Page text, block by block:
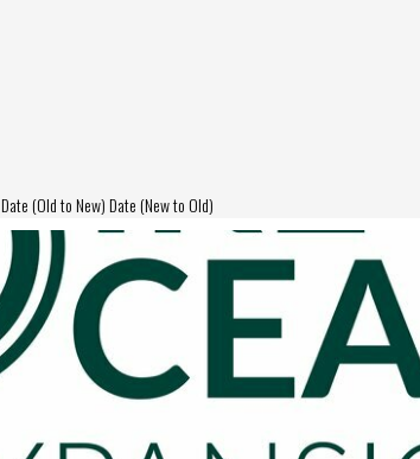
Date (Old to New)Date (New to Old)